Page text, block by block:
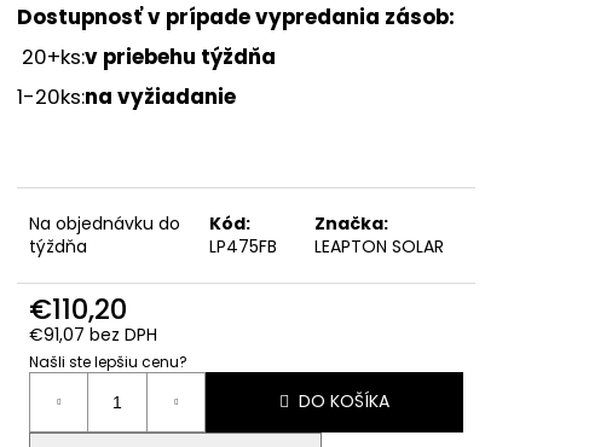
Dostupnosť v prípade vypredania zásob:
20+ks:v priebehu týždňa
1-20ks:na vyžiadanie
Na objednávku do
týždňa
Kód:
LP475FB
Značka:
LEAPTON SOLAR
€110,20
€91,07 bez DPH
Našli ste lepšiu cenu?
Jednotková
cena:
DO KOŠÍKA